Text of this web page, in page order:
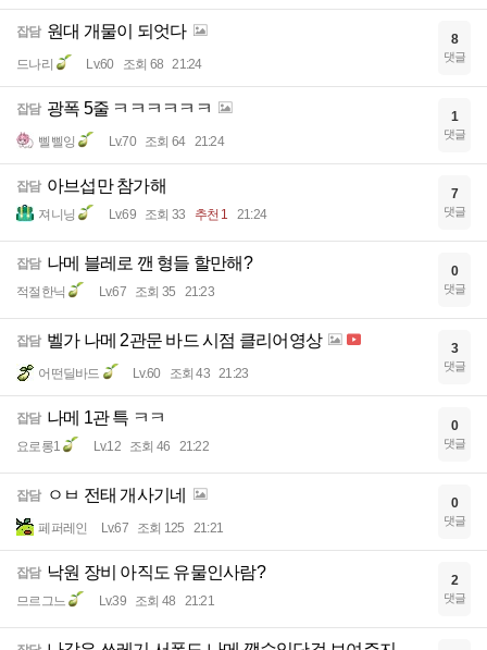
잡담 원대 개물이 되엇다
드나리 Lv.60 조회 68 21:24
8
댓글
잡담 광폭 5줄 ㅋㅋㅋㅋㅋㅋ
삘삘잉 Lv.70 조회 64 21:24
1
댓글
잡담 아브섭만 참가해
져니닝 Lv.69 조회 33 추천 1 21:24
7
댓글
잡담 나메 블레로 깬 형들 할만해?
적절한닉 Lv.67 조회 35 21:23
0
댓글
잡담 벨가 나메 2관문 바드 시점 클리어영상
어떤딜바드 Lv.60 조회 43 21:23
3
댓글
잡담 나메 1관 특 ㅋㅋ
요로롱1 Lv.12 조회 46 21:22
0
댓글
잡담 ㅇㅂ 전태 개사기네
페퍼레인 Lv.67 조회 125 21:21
0
댓글
잡담 낙원 장비 아직도 유물인사람?
므르그느 Lv.39 조회 48 21:21
2
댓글